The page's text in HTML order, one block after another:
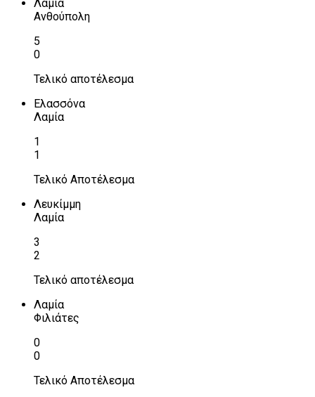
Λαμία
Ανθούπολη
5
0
Τελικό αποτέλεσμα
Ελασσόνα
Λαμία
1
1
Τελικό Αποτέλεσμα
Λευκίμμη
Λαμία
3
2
Τελικό αποτέλεσμα
Λαμία
Φιλιάτες
0
0
Τελικό Αποτέλεσμα